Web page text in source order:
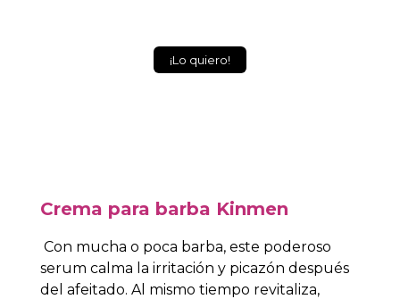
¡Lo quiero!
Crema para barba Kinmen
Con mucha o poca barba, este poderoso
serum calma la irritación y picazón después
del afeitado. Al mismo tiempo revitaliza,